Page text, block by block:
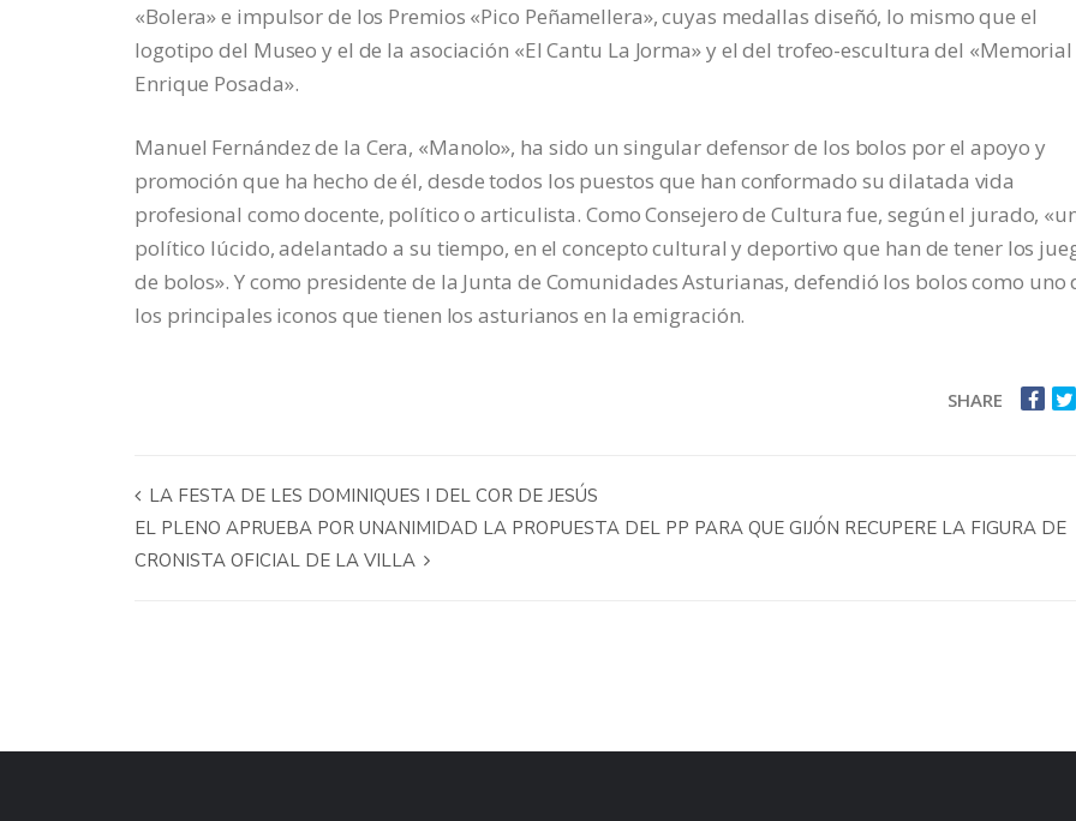
«Bolera» e impulsor de los Premios «Pico Peñamellera», cuyas medallas diseñó, lo mismo que el
logotipo del Museo y el de la asociación «El Cantu La Jorma» y el del trofeo-escultura del «Memorial
Enrique Posada».
Manuel Fernández de la Cera, «Manolo», ha sido un singular defensor de los bolos por el apoyo y
promoción que ha hecho de él, desde todos los puestos que han conformado su dilatada vida
profesional como docente, político o articulista. Como Consejero de Cultura fue, según el jurado,
político lúcido, adelantado a su tiempo, en el concepto cultural y deportivo que han de tener los
de bolos». Y como presidente de la Junta de Comunidades Asturianas, defendió los bolos como uno
los principales iconos que tienen los asturianos en la emigración.
SHARE
LA FESTA DE LES DOMINIQUES I DEL COR DE JESÚS
EL PLENO APRUEBA POR UNANIMIDAD LA PROPUESTA DEL PP PARA QUE GIJÓN RECUPERE LA FIGURA DE
CRONISTA OFICIAL DE LA VILLA